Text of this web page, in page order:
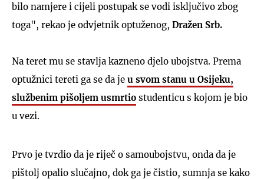
bilo namjere i cijeli postupak se vodi isključivo zbog
toga", rekao je odvjetnik optuženog, Dražen Srb.
Na teret mu se stavlja kazneno djelo ubojstva. Prema
optužnici tereti ga se da je u svom stanu u Osijeku,
službenim pišoljem usmrtio studenticu s kojom je bio
u vezi.
Prvo je tvrdio da je riječ o samoubojstvu, onda da je
pištolj opalio slučajno, dok ga je čistio, sumnja se kako